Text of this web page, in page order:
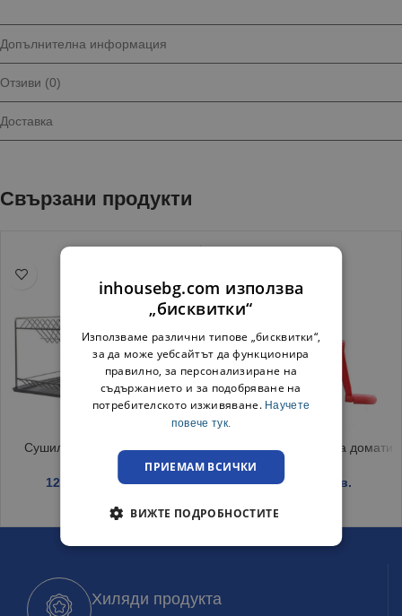
Допълнителна информация
Отзиви (0)
Доставка
Свързани продукти
Сушилник за чинии Никел
12.99 / 25.41 лв.
Машинка за мелене на домати
5.40€ / 10.56 лв.
Хиляди продукта
inhousebg.com използва
„бисквитки“
Използваме различни типове „бисквитки“,
за да може уебсайтът да функционира
правилно, за персонализиране на
съдържанието и за подобряване на
потребителското изживяване. Научете
повече тук.
ПРИЕМАМ ВСИЧКИ
ВИЖТЕ ПОДРОБНОСТИТЕ